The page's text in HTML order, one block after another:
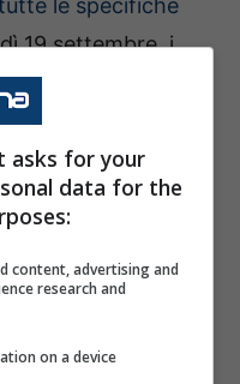
19 settembre, i
venduti
di abbonati e
è dura
europea del
sogna in
come
asks for your
data for the
content, advertising and
research and
on a device